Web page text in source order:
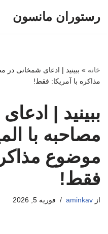
رستوران مانسون
خانه » ببینید | ادعای شمخانی در
مذاکره با آمریکا: فقط!
ببینید |
مصاحبه با
موضوع
فقط!
از aminkav فوریه 5, 2026